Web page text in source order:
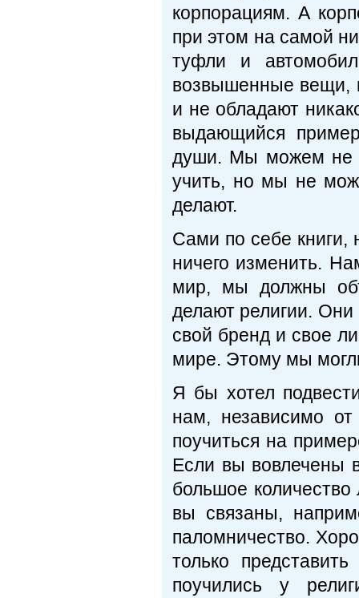
корпорациям. А
при этом на самой
туфли и
возвышенные вещи,
и не обладают
выдающийся
души. Мы можем не
учить, но мы не
делают.
Сами по себе книги,
ничего изменить.
мир, мы должны
делают религии. Они
свой бренд и свое
мире. Этому мы
Я бы хотел
нам, независимо
поучиться на
Если вы вовлечены
большое
вы связаны,
паломничество.
только
поучились у